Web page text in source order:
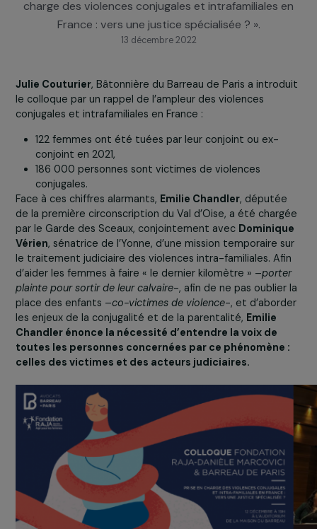
Paris, la Fondation RAJA-Danièle Marcovici a
un colloque portant sur le thème de la « Prise en
13 décembre 2022
Julie Couturier, Bâtonnière du Barreau de Paris a
le colloque par un rappel de l’ampleur des violences
conjugales et intrafamiliales en France :
122 femmes ont été tuées par leur conjoint ou ex-
conjoint en 2021,
186 000 personnes sont victimes de violences
conjugales.
Face à ces chiffres alarmants,Emilie Chandler,
de la première circonscription du Val d’Oise, a été
par le Garde des Sceaux, conjointement avec
Vérien, sénatrice de l’Yonne, d’une mission temporaire
le traitement judiciaire des violences intra-familiales.
d’aider les femmes à faire « le dernier kilomètre » –
plainte pour sortir de leur calvaire-, afin de ne pas
les enjeux de la conjugalité et de la parentalité,Emilie
Chandler énonce la nécessité d’entendre la voix de
toutes les personnes concernées par ce
celles des victimes et des acteurs judiciaires.